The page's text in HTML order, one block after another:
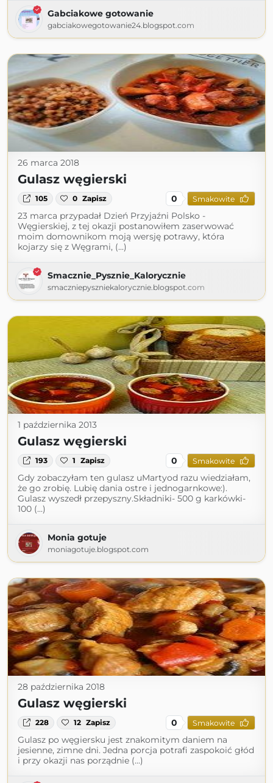
Gabciakowe gotowanie
gabciakowegotowanie24.blogspot.com
26 marca 2018
Gulasz węgierski
105 0 Zapisz 0 Smakowite
23 marca przypadał Dzień Przyjaźni Polsko -
Węgierskiej, z tej okazji postanowiłem zaserwować
moim domownikom moją wersję potrawy, która
kojarzy się z Węgrami, (...)
Smacznie_Pysznie_Kalorycznie
smaczniepyszniekalorycznie.blogspot.com
1 października 2013
Gulasz węgierski
193 1 Zapisz 0 Smakowite
Gdy zobaczyłam ten gulasz uMartyod razu wiedziałam,
że go zrobię. Lubię dania ostre i jednogarnkowe:).
Gulasz wyszedł przepyszny.Składniki- 500 g karkówki-
100 (...)
Monia gotuje
moniagotuje.blogspot.com
28 października 2018
Gulasz węgierski
228 12 Zapisz 0 Smakowite
Gulasz po węgiersku jest znakomitym daniem na
jesienne, zimne dni. Jedna porcja potrafi zaspokoić głód
i przy okazji nas porządnie (...)